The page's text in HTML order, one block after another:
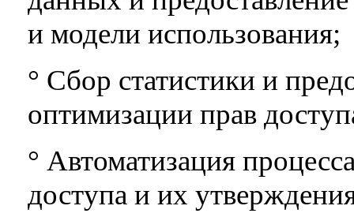
и модели использования;
° Сбор статистики и
оптимизации прав
° Автоматизация
доступа и их